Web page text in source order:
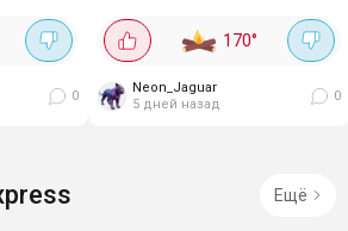
с
0
Работают до 5 часов,
частотный диапазон 20-20000
Гц, сопротивление 32 Ом,...
170°
Neon_Jaguar
5 дней назад
0
Ещё